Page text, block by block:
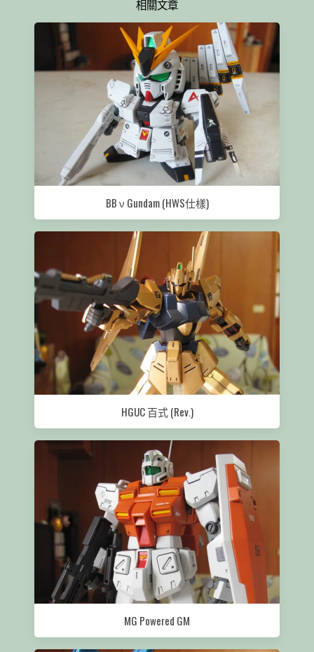
相關文章
BB ν Gundam (HWS仕樣)
HGUC 百式 (Rev.)
MG Powered GM